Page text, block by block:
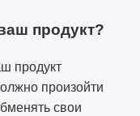
продукт?
продукт
произойти
свои